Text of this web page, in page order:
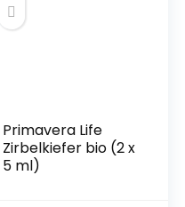
Primavera Life
Zirbelkiefer bio (2 x
5 ml)